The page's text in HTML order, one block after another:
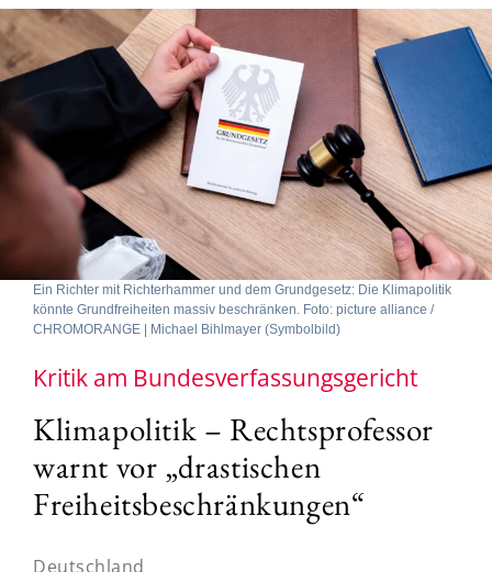
Ein Richter mit Richterhammer und dem Grundgesetz: Die Klimapolitik
könnte Grundfreiheiten massiv beschränken. Foto: picture alliance /
CHROMORANGE | Michael Bihlmayer (Symbolbild)
Kritik am Bundesverfassungsgericht
Klimapolitik – Rechtsprofessor
warnt vor „drastischen
Freiheitsbeschränkungen“
Deutschland